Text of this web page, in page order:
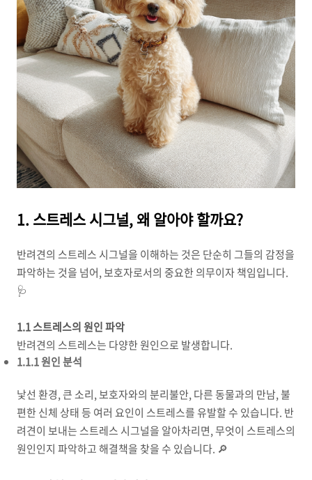
1. 스트레스 시그널, 왜 알아야 할까요?
반려견의 스트레스 시그널을 이해하는 것은 단순히 그들의 감정을
파악하는 것을 넘어, 보호자로서의 중요한 의무이자 책임입니다.
🩺
1.1 스트레스의 원인 파악
반려견의 스트레스는 다양한 원인으로 발생합니다.
1.1.1 원인 분석
낯선 환경, 큰 소리, 보호자와의 분리불안, 다른 동물과의 만남, 불
편한 신체 상태 등 여러 요인이 스트레스를 유발할 수 있습니다. 반
려견이 보내는 스트레스 시그널을 알아차리면, 무엇이 스트레스의
원인인지 파악하고 해결책을 찾을 수 있습니다. 🔎